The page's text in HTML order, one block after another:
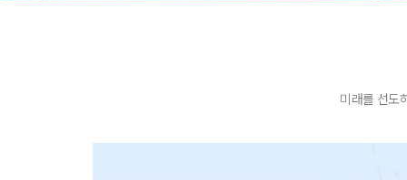
미래를 선도